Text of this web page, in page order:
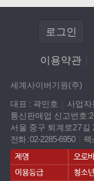
로그인
이용약관
세계사이버기원(주)
대표 : 곽민호
사업
통신판매업 신고번호
서울 중구 퇴계로27길
전화 : 02-2285-6950
팩